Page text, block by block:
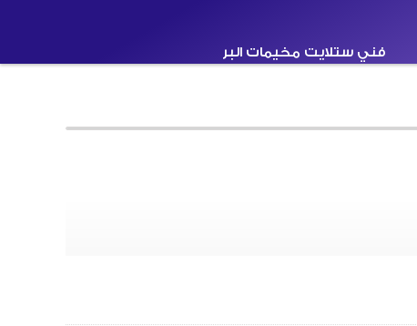
فني ستلايت مخيمات البر